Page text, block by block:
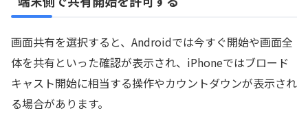
画面共有を選択すると、Androidでは今すぐ開始や画面全
体を共有といった確認が表示され、iPhoneではブロード
キャスト開始に相当する操作やカウントダウンが表示され
る場合があります。